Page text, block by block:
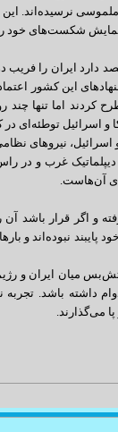
به نتیجه ملموسی
شکست‌های خود را
ایران را فریب
این کشور
کردند اما تنها چند
و اسرائیل توطئه‌ای
نیروهای
غرب و در
آن‌هاست.
قرار باشد آن را
پایبند نبوده‌اند و
میان ایران و
داشته باشد. تجربه
می‌گذارند.